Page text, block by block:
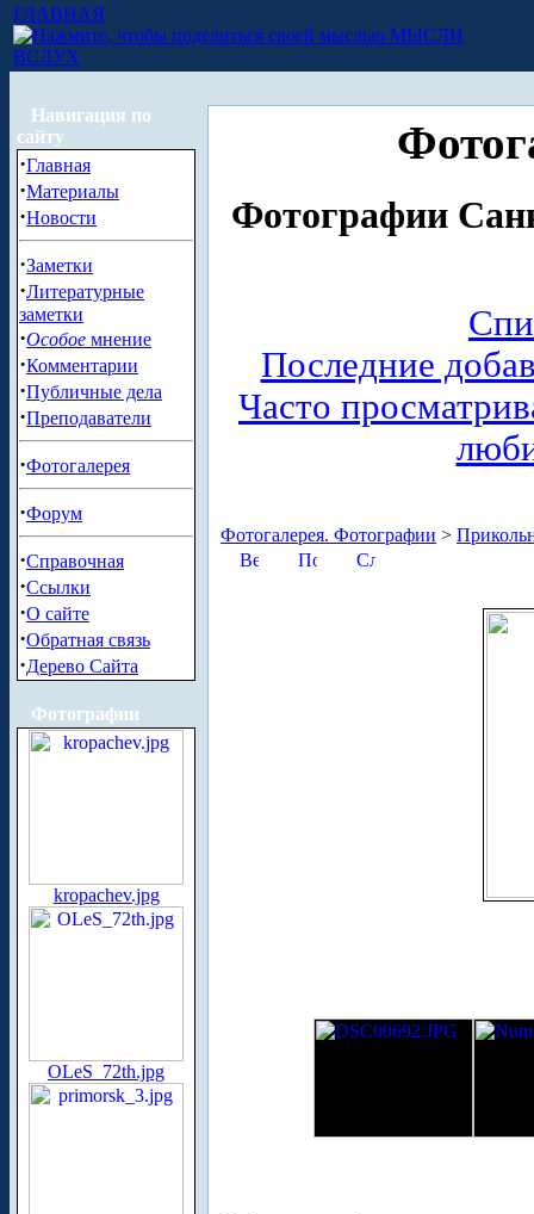
ГЛАВНАЯ
МЫСЛИ
ВСЛУХ
Навигация по
сайту
·Главная
·Материалы
·Новости
·Заметки
·Литературные
заметки
·Особое мнение
·Комментарии
·Публичные дела
·Преподаватели
·Фотогалерея
·Форум
·Справочная
·Ссылки
·О сайте
·Обратная связь
·Дерево Сайта
Фотографии
kropachev.jpg
OLeS_72th.jpg
Фотографии
Последние
Часто
Фотогалерея. Фотографии >